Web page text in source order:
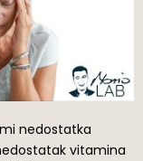
nedostatka
vitamina